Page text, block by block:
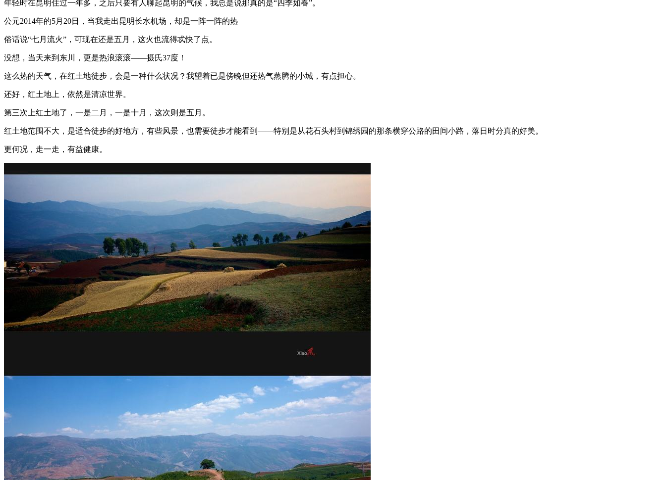
年轻时在昆明住过一年多，之后只要有人聊起昆明的气候，我总是说那真的是“四季如春”。
公元2014年的5月20日，当我走出昆明长水机场，却是一阵一阵的热
俗话说“七月流火”，可现在还是五月，这火也流得忒快了点。
没想，当天来到东川，更是热浪滚滚——摄氏37度！
这么热的天气，在红土地徒步，会是一种什么状况？我望着已是傍晚但还热气蒸腾的小城，有点担心。
还好，红土地上，依然是清凉世界。
第三次上红土地了，一是二月，一是十月，这次则是五月。
红土地范围不大，是适合徒步的好地方，有些风景，也需要徒步才能看到——特别是从花石头村到锦绣园的那条横穿公路的田间小路，落日时分真的好美。
更何况，走一走，有益健康。